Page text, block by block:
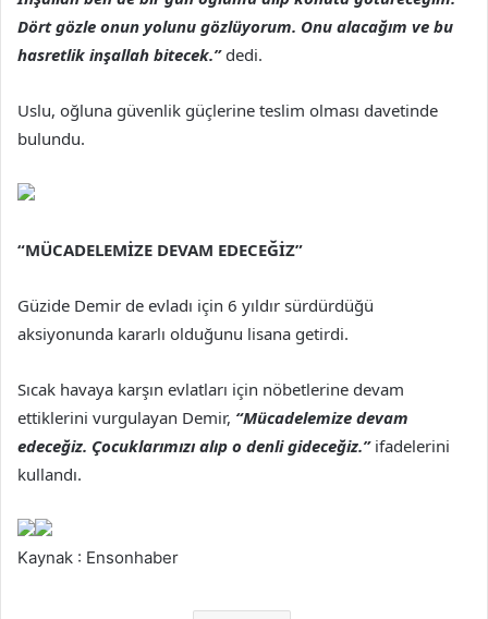
Dört gözle onun yolunu gözlüyorum. Onu alacağım ve bu
hasretlik inşallah bitecek.”dedi.
Uslu, oğluna güvenlik güçlerine teslim olması davetinde
bulundu.
“MÜCADELEMİZE DEVAM EDECEĞİZ”
Güzide Demir de evladı için 6 yıldır sürdürdüğü
aksiyonunda kararlı olduğunu lisana getirdi.
Sıcak havaya karşın evlatları için nöbetlerine devam
ettiklerini vurgulayan Demir, “Mücadelemize devam
edeceğiz. Çocuklarımızı alıp o denli gideceğiz.” ifadelerini
kullandı.
Kaynak : Ensonhaber